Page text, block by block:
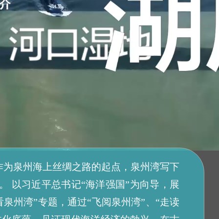
泉州海上丝绸之路的起点，泉州湾写下
以习近平总书记“海洋强国”为向导，展
州湾”专题，通过“飞阅泉州湾”、“走读